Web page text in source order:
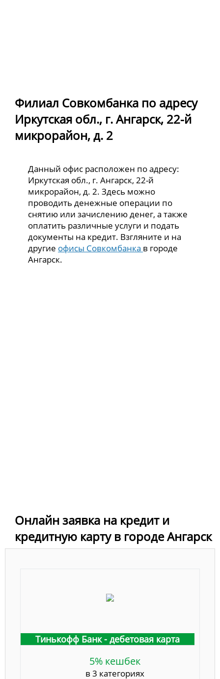
Филиал Совкомбанка по адресу
Иркутская обл., г. Ангарск, 22-й
микрорайон, д. 2
Данный офис расположен по адресу:
Иркутская обл., г. Ангарск, 22-й
микрорайон, д. 2. Здесь можно
проводить денежные операции по
снятию или зачислению денег, а также
оплатить различные услуги и подать
документы на кредит. Взгляните и на
другие офисы Совкомбанка в городе
Ангарск.
Онлайн заявка на кредит и
кредитную карту в городе Ангарск
Тинькофф Банк - дебетовая карта
5% кешбек
в 3 категориях